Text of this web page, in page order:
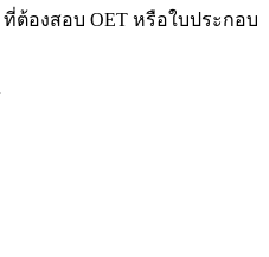
ต้องสอบ OET หรือใบประกอบ